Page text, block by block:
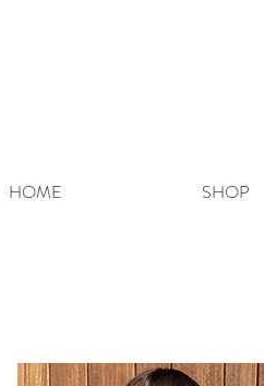
HOME SHOP